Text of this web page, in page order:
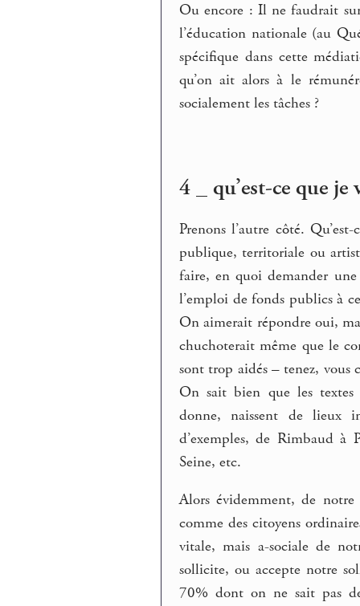
Ou encore : Il ne faudrait
l’éducation nationale (au
spécifique dans cette
qu’on ait alors à le
socialement les tâches ?
4 _ qu’est-ce que
Prenons l’autre côté.
publique, territoriale ou
faire, en quoi demander
l’emploi de fonds publics à
On aimerait répondre oui,
chuchoterait même que le
sont trop aidés – tenez, vous
On sait bien que les textes
donne, naissent de lieux
d’exemples, de Rimbaud
Seine, etc.
Alors évidemment, de
comme des citoyens
vitale, mais a-sociale de
sollicite, ou accepte notre
70% dont on ne sait pas